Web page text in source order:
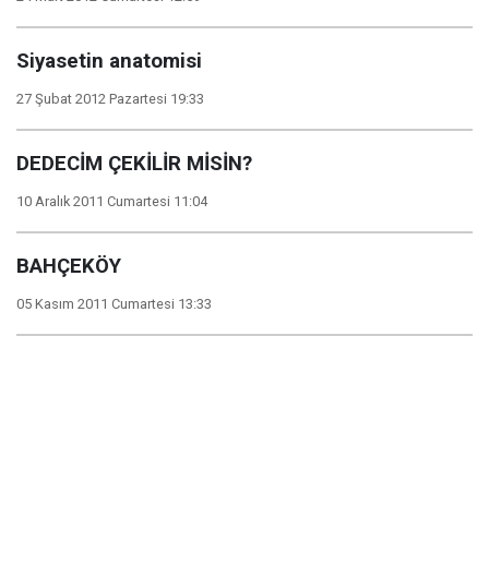
Siyasetin anatomisi
27 Şubat 2012 Pazartesi 19:33
DEDECİM ÇEKİLİR MİSİN?
10 Aralık 2011 Cumartesi 11:04
BAHÇEKÖY
05 Kasım 2011 Cumartesi 13:33